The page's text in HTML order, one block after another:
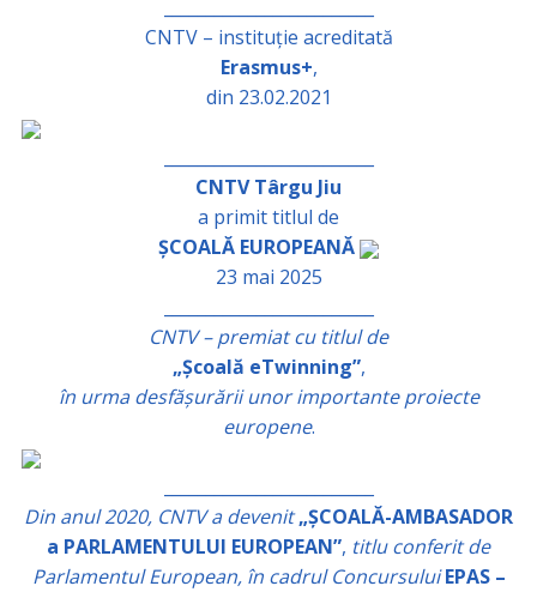
CNTV – instituție acreditată
Erasmus+,
din 23.02.2021
CNTV Târgu Jiu
a primit titlul de
ȘCOALĂ EUROPEANĂ
23 mai 2025
CNTV – premiat cu titlul de
„Școală eTwinning”,
în urma desfășurării unor importante proiecte
europene.
Din anul 2020, CNTV a devenit„ȘCOALĂ-AMBASADOR
a PARLAMENTULUI EUROPEAN”, titlu conferit de
Parlamentul European, în cadrul Concursului EPAS –